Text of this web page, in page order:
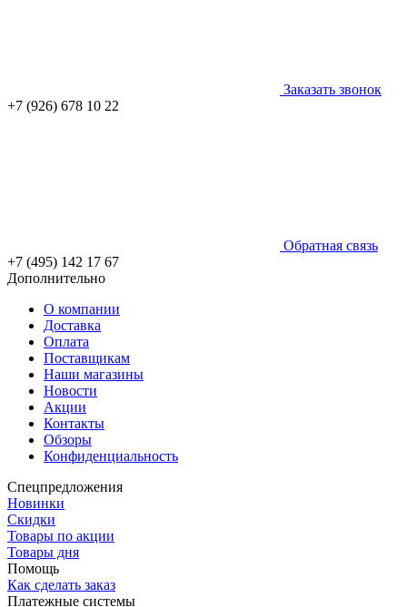
Заказать звонок
+7 (926) 678 10 22
Обратная связь
+7 (495) 142 17 67
Дополнительно
О компании
Доставка
Оплата
Поставщикам
Наши магазины
Новости
Акции
Контакты
Обзоры
Конфиденциальность
Спецпредложения
Новинки
Скидки
Товары по акции
Товары дня
Помощь
Как сделать заказ
Платежные системы